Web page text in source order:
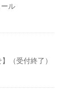
ル
（受付終了）